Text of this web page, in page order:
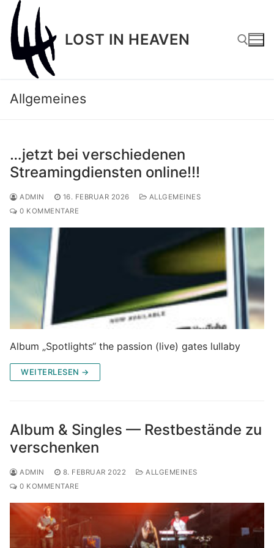
Zum
Inhalt
springen
LOST IN HEAVEN
Allgemeines
…jetzt bei verschiedenen
Streamingdiensten online!!!
ADMIN 16. FEBRUAR 2026
ALLGEMEINES
0 KOMMENTARE
Album „Spotlights“ the passion (live) gates lullaby
WEITERLESEN →
Album & Singles — Restbestände zu
verschenken
ADMIN 8. FEBRUAR 2022
ALLGEMEINES
0 KOMMENTARE